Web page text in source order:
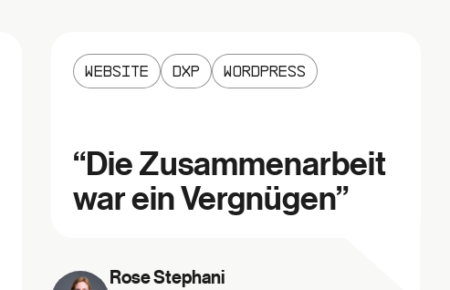
Website DXP Wordpress
“Die Zusammenarbeit
war ein Vergnügen”
Rose Stephani